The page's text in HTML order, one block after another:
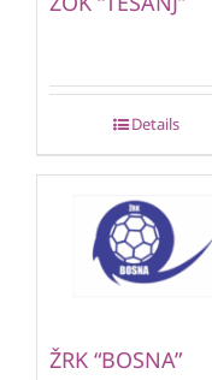
Details
ŽRK “BOSNA”